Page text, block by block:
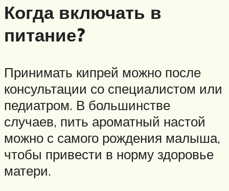
Когда включать в
питание?
Принимать кипрей можно после
консультации со специалистом или
педиатром. В большинстве
случаев, пить ароматный настой
можно с самого рождения малыша,
чтобы привести в норму здоровье
матери.